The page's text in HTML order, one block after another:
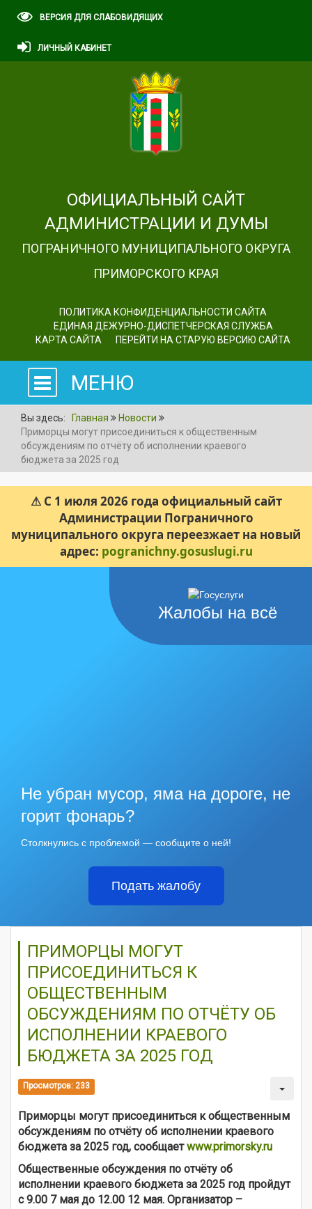
ВЕРСИЯ ДЛЯ СЛАБОВИДЯЩИХ
ЛИЧНЫЙ КАБИНЕТ
ОФИЦИАЛЬНЫЙ САЙТ
АДМИНИСТРАЦИИ И ДУМЫ
ПОГРАНИЧНОГО МУНИЦИПАЛЬНОГО ОКРУГА
ПРИМОРСКОГО КРАЯ
ПОЛИТИКА КОНФИДЕНЦИАЛЬНОСТИ САЙТА
ЕДИНАЯ ДЕЖУРНО-ДИСПЕТЧЕРСКАЯ СЛУЖБА
КАРТА САЙТА
ПЕРЕЙТИ НА СТАРУЮ ВЕРСИЮ САЙТА
МЕНЮ
Вы здесь: Главная
Новости
Приморцы могут присоединиться к общественным
обсуждениям по отчёту об исполнении краевого
бюджета за 2025 год
⚠ С 1 июля 2026 года официальный сайт
Администрации Пограничного
муниципального округа переезжает на новый
адрес: pogranichny.gosuslugi.ru
Жалобы на всё
Не убран мусор, яма на дороге, не
горит фонарь?
Столкнулись с проблемой — сообщите о ней!
Подать жалобу
ПРИМОРЦЫ МОГУТ
ПРИСОЕДИНИТЬСЯ К
ОБЩЕСТВЕННЫМ
ОБСУЖДЕНИЯМ ПО ОТЧЁТУ ОБ
ИСПОЛНЕНИИ КРАЕВОГО
БЮДЖЕТА ЗА 2025 ГОД
Просмотров: 233
Приморцы могут присоединиться к общественным
обсуждениям по отчёту об исполнении краевого
бюджета за 2025 год, сообщаетwww.primorsky.ru
Общественные обсуждения по отчёту об
исполнении краевого бюджета за 2025 год пройдут
с 9.00 7 мая до 12.00 12 мая. Организатор –